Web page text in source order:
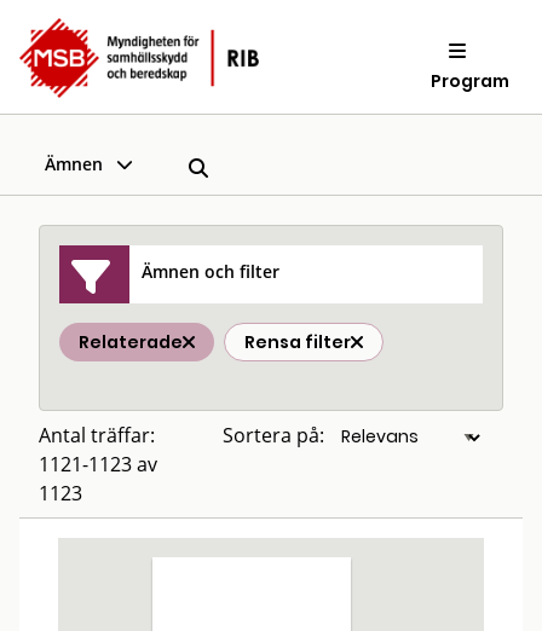
Program
Ämnen
Ämnen och filter
Relaterade Rensa filter
Antal träffar:
1121-1123 av
1123
Sortera på: